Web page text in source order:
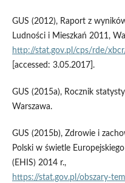
GUS (2012), Raport z
Ludności i Mieszkań 2011,
http://stat.gov.pl/cps/rde/
[accessed: 3.05.2017].
GUS (2015a), Rocznik
Warszawa.
GUS (2015b), Zdrowie i
Polski w świetle
(EHIS) 2014 r.,
https://stat.gov.pl/